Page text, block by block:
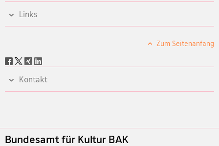
Links
Zum Seitenanfang
Social
Kontakt
Footer
Bundesamt für Kultur BAK